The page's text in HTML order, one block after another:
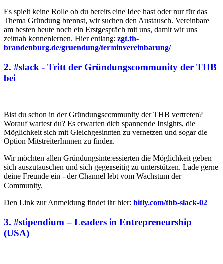
Es spielt keine Rolle ob du bereits eine Idee hast oder nur für das
Thema Gründung brennst, wir suchen den Austausch. Vereinbare
am besten heute noch ein Erstgespräch mit uns, damit wir uns
zeitnah kennenlernen. Hier entlang: zgt.th-
brandenburg.de/gruendung/terminvereinbarung/
2. #slack - Tritt der Gründungscommunity der THB
bei
Bist du schon in der Gründungscommunity der THB vertreten?
Worauf wartest du? Es erwarten dich spannende Insights, die
Möglichkeit sich mit Gleichgesinnten zu vernetzen und sogar die
Option MitstreiterInnnen zu finden.
Wir möchten allen Gründungsinteressierten die Möglichkeit geben
sich auszutauschen und sich gegenseitig zu unterstützen. Lade gerne
deine Freunde ein - der Channel lebt vom Wachstum der
Community. ⠀
Den Link zur Anmeldung findet ihr hier: bitly.com/thb-slack-02
3. #stipendium – Leaders in Entrepreneurship
(USA)